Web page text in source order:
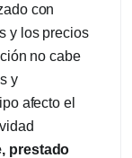
con
y los precios
no cabe
y
afecto el
prestado